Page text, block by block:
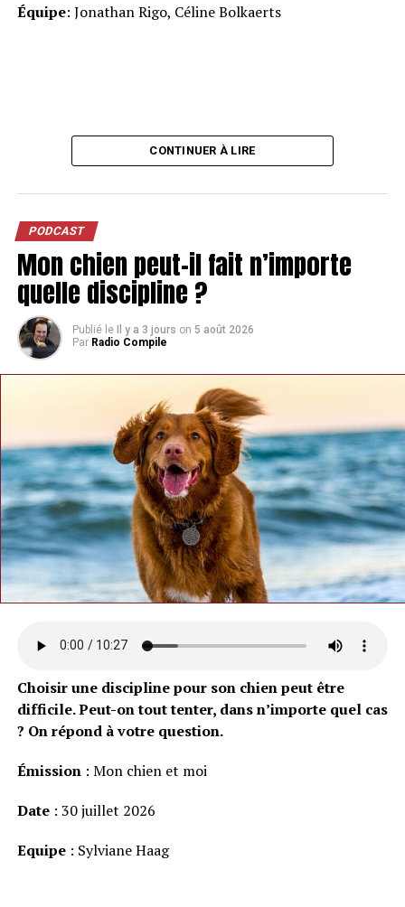
Équipe: Jonathan Rigo, Céline Bolkaerts
CONTINUER À LIRE
PODCAST
Mon chien peut-il fait n’importe
quelle discipline ?
Publié le Il y a 3 jours on 5 août 2026
Par Radio Compile
Choisir une discipline pour son chien peut être
difficile. Peut-on tout tenter, dans n’importe quel cas
? On répond à votre question.
Émission: Mon chien et moi
Date: 30 juillet 2026
Equipe: Sylviane Haag